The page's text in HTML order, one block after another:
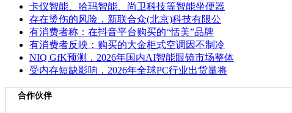
卡仪智能、哈玛智能、尚卫科技等智能坐便器
存在烫伤的风险，新联合众(北京)科技有限公
有消费者称：在抖音平台购买的“恬美”品牌
有消费者反映：购买的大金柜式空调因不制冷
NIQ GfK预测，2026年国内AI智能眼镜市场整体
受内存短缺影响，2026年全球PC行业出货量将
合作伙伴